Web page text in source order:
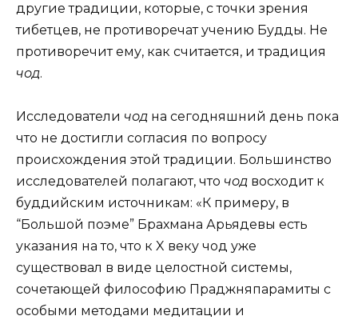
другие традиции, которые, с точки зрения
тибетцев, не противоречат учению Будды. Не
противоречит ему, как считается, и традиция
чод.
Исследователи чод на сегодняшний день пока
что не достигли согласия по вопросу
происхождения этой традиции. Большинство
исследователей полагают, что чод восходит к
буддийским источникам: «К примеру, в
“Большой поэме” Брахмана Арьядевы есть
указания на то, что к X веку чод уже
существовал в виде целостной системы,
сочетающей философию Праджняпарамиты с
особыми методами медитации и